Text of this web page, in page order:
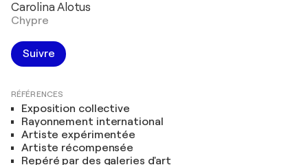
Carolina Alotus
Chypre
Suivre
RÉFÉRENCES
Exposition collective
Rayonnement international
Artiste expérimentée
Artiste récompensée
Repéré par des galeries d'art